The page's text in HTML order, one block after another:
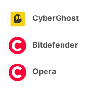
CyberGhost
Bitdefender
Opera